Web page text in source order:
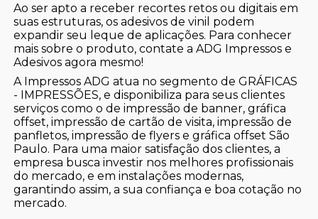
Ao ser apto a receber recortes retos ou digitais em
suas estruturas, os adesivos de vinil podem
expandir seu leque de aplicações. Para conhecer
mais sobre o produto, contate a ADG Impressos e
Adesivos agora mesmo!
A Impressos ADG atua no segmento de GRÁFICAS
- IMPRESSÕES, e disponibiliza para seus clientes
serviços como o de impressão de banner, gráfica
offset, impressão de cartão de visita, impressão de
panfletos, impressão de flyers e gráfica offset São
Paulo. Para uma maior satisfação dos clientes, a
empresa busca investir nos melhores profissionais
do mercado, e em instalações modernas,
garantindo assim, a sua confiança e boa cotação no
mercado.